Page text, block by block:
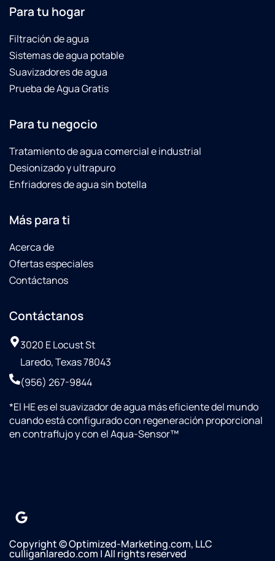
Para tu hogar
Filtración de agua
Sistemas de agua potable
Suavizadores de agua
Prueba de Agua Gratis
Para tu negocio
Tratamiento de agua comercial e industrial
Desionizado y ultrapuro
Enfriadores de agua sin botella
Más para ti
Acerca de
Ofertas especiales
Contáctanos
Contáctanos
3020 E Locust St
Laredo, Texas 78043
(956) 267-9844
*El HE es el suavizador de agua más eficiente del mundo
cuando está configurado con regeneración proporcional
en contraflujo y con el Aqua-Sensor™
Copyright © Optimized-Marketing.com, LLC
culliganlaredo.com | All rights reserved